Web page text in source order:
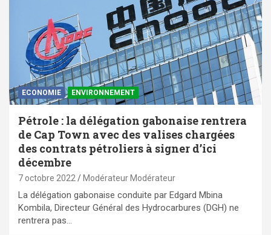
ECONOMIE ENVIRONNEMENT
Pétrole : la délégation gabonaise rentrera
de Cap Town avec des valises chargées
des contrats pétroliers à signer d’ici
décembre
7 octobre 2022 Modérateur Modérateur
La délégation gabonaise conduite par Edgard Mbina
Kombila, Directeur Général des Hydrocarbures (DGH) ne
rentrera pas…